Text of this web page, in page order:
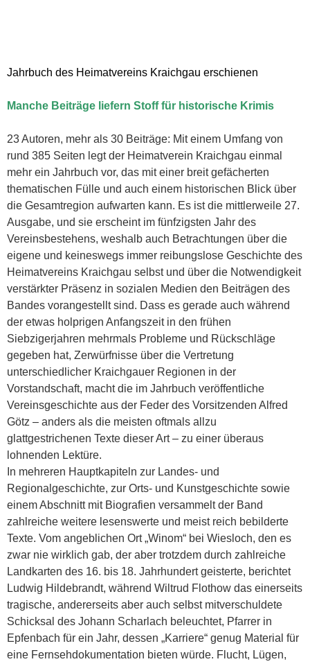
Jahrbuch des Heimatvereins Kraichgau erschienen
Manche Beiträge liefern Stoff für historische Krimis
23 Autoren, mehr als 30 Beiträge: Mit einem Umfang von
rund 385 Seiten legt der Heimatverein Kraichgau einmal
mehr ein Jahrbuch vor, das mit einer breit gefächerten
thematischen Fülle und auch einem historischen Blick über
die Gesamtregion aufwarten kann. Es ist die mittlerweile 27.
Ausgabe, und sie erscheint im fünfzigsten Jahr des
Vereinsbestehens, weshalb auch Betrachtungen über die
eigene und keineswegs immer reibungslose Geschichte des
Heimatvereins Kraichgau selbst und über die Notwendigkeit
verstärkter Präsenz in sozialen Medien den Beiträgen des
Bandes vorangestellt sind. Dass es gerade auch während
der etwas holprigen Anfangszeit in den frühen
Siebzigerjahren mehrmals Probleme und Rückschläge
gegeben hat, Zerwürfnisse über die Vertretung
unterschiedlicher Kraichgauer Regionen in der
Vorstandschaft, macht die im Jahrbuch veröffentliche
Vereinsgeschichte aus der Feder des Vorsitzenden Alfred
Götz – anders als die meisten oftmals allzu
glattgestrichenen Texte dieser Art – zu einer überaus
lohnenden Lektüre.
In mehreren Hauptkapiteln zur Landes- und
Regionalgeschichte, zur Orts- und Kunstgeschichte sowie
einem Abschnitt mit Biografien versammelt der Band
zahlreiche weitere lesenswerte und meist reich bebilderte
Texte. Vom angeblichen Ort „Winom“ bei Wiesloch, den es
zwar nie wirklich gab, der aber trotzdem durch zahlreiche
Landkarten des 16. bis 18. Jahrhundert geisterte, berichtet
Ludwig Hildebrandt, während Wiltrud Flothow das einerseits
tragische, andererseits aber auch selbst mitverschuldete
Schicksal des Johann Scharlach beleuchtet, Pfarrer in
Epfenbach für ein Jahr, dessen „Karriere“ genug Material für
eine Fernsehdokumentation bieten würde. Flucht, Lügen,